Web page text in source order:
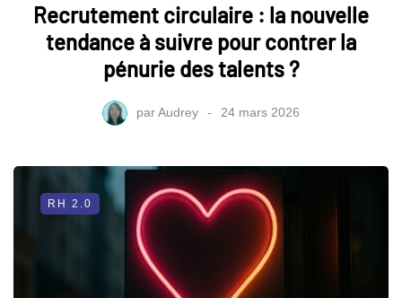
Recrutement circulaire : la nouvelle
tendance à suivre pour contrer la
pénurie des talents ?
parAudrey 24 mars 2026
RH 2.0